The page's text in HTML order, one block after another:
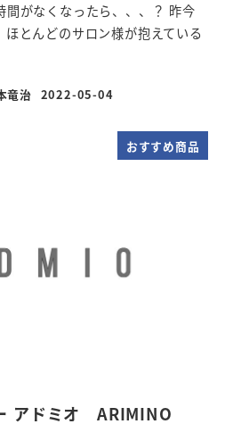
間がなくなったら、、、？ 昨今
とんどのサロン様が抱えている
竜治
投稿日
2022-05-04
おすすめ商品
アドミオ ARIMINO